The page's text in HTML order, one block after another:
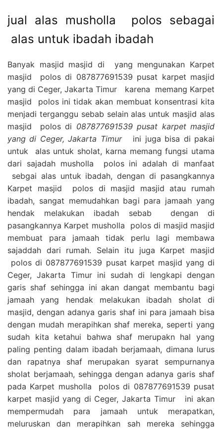
jual alas musholla polos sebagai
alas untuk ibadah ibadah
Banyak masjid masjid di yang mengunakan Karpet
masjid polos di 087877691539 pusat karpet masjid
yang di Ceger, Jakarta Timur karena memang Karpet
masjid polos ini tidak akan membuat konsentrasi kita
menjadi terganggu sebab selain alas untuk masjid alas
masjid polos di 087877691539 pusat karpet masjid
yang di Ceger, Jakarta Timur
ini juga bisa di pakai
untuk alas untuk sholat, karna memang fungsi utama
dari sajadah musholla polos ini adalah di manfaat
sebgai alas untuk ibadah, dengan di pasangkannya
Karpet masjid polos di masjid masjid atau rumah
ibadah, sangat memudahkan bagi para jamaah yang
hendak melakukan ibadah sebab dengan di
pasangkannya Karpet musholla polos di masjid masjid
membuat para jamaah tidak perlu lagi membawa
sajaddah dari rumah. Selain itu juga Karpet masjid
polos di 087877691539 pusat karpet masjid yang di
Ceger, Jakarta Timur ini sudah di lengkapi dengan
garis shaf sehingga ini akan dangat membantu bagi
jamaah yang hendak melakukan ibadah sholat di
masjid, dengan adanya garis shaf ini para jamaah bisa
dengan mudah merapihkan shaf mereka, seperti yang
sudah kita ketahui bahwa shaf merupakn hal yang
paling penting dalam ibadah berjamaah, dimana lurus
dan rapatnya shaf merupakan syarat sempurnanya
sholat berjamaah, sehingga dengan adanya garis shaf
pada Karpet musholla polos di 087877691539 pusat
karpet masjid yang di Ceger, Jakarta Timur ini akan
mempermudah para jamaah untuk merapatkan,
meluruskan dan merapihkan sah mereka sehingga